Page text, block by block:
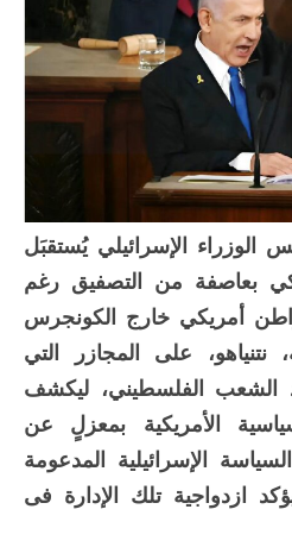
الإسرائيلي يُستقبَل
بعاصفة من التصفيق رغم
من 5000 مواطن أمريكي خارج الكونجرس
على المجازر التي
الشعب الفلسطيني، ليكشف
الأمريكية بمعزلٍ عن
الإسرائيلية المدعومة
ازدواجية تلك الإدارة فى